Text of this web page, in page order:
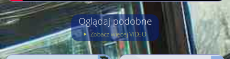
Oglądaj podobne
Zobacz więcej VIDEO